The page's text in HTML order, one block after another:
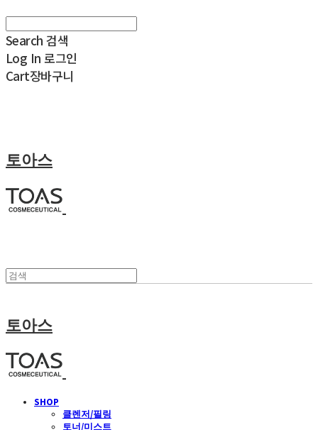
Search 검색
Log In 로그인
Cart장바구니
토아스
토아스
SHOP
클렌저/필링
토너/미스트